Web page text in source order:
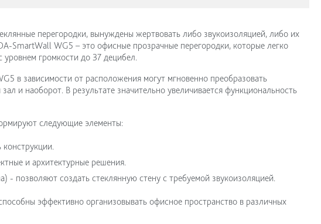
перегородки, вынуждены жертвовать либо звукоизоляцией, либо их
SmartWall WG5 – это офисные прозрачные перегородки, которые легко
громкости до 37 децибел.
в зависимости от расположения могут мгновенно преобразовать
и наоборот. В результате значительно увеличивается функциональность
следующие элементы:
и архитектурные решения.
- позволяют создать стеклянную стену с требуемой звукоизоляцией.
эффективно организовывать офисное пространство в различных